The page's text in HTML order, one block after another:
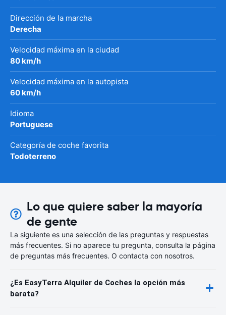
Dirección de la marcha
Derecha
Velocidad máxima en la ciudad
80 km/h
Velocidad máxima en la autopista
60 km/h
Idioma
Portuguese
Categoría de coche favorita
Todoterreno
Lo que quiere saber la mayoría
de gente
La siguiente es una selección de las preguntas y respuestas
más frecuentes. Si no aparece tu pregunta, consulta la página
de preguntas más frecuentes. O contacta con nosotros.
¿Es EasyTerra Alquiler de Coches la opción más
barata?